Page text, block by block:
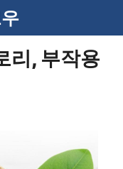
리, 부작용